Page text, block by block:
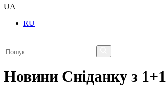
UA
RU
Новини Сніданку з 1+1